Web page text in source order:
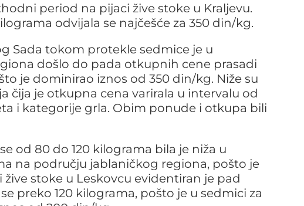
period na pijaci žive stoke u Kraljevu.
odvijala se najčešće za 350 din/kg.
Sada tokom protekle sedmice je u
došlo do pada otkupnih cene prasadi
je dominirao iznos od 350 din/kg. Niže su
čija je otkupna cena varirala u intervalu od
i kategorije grla. Obim ponude i otkupa bili
od 80 do 120 kilograma bila je niža u
na području jablaničkog regiona, pošto je
stoke u Leskovcu evidentiran je pad
preko 120 kilograma, pošto je u sedmici za